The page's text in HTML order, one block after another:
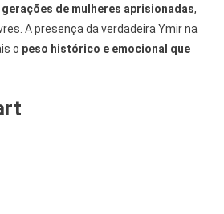
gerações de mulheres aprisionadas,
A presença da verdadeira Ymir na
o peso histórico e emocional que